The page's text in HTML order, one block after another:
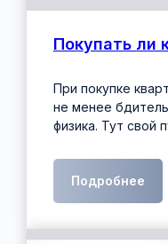
Покупать ли
При покупке
не менее
физика. Тут свой
Подробнее